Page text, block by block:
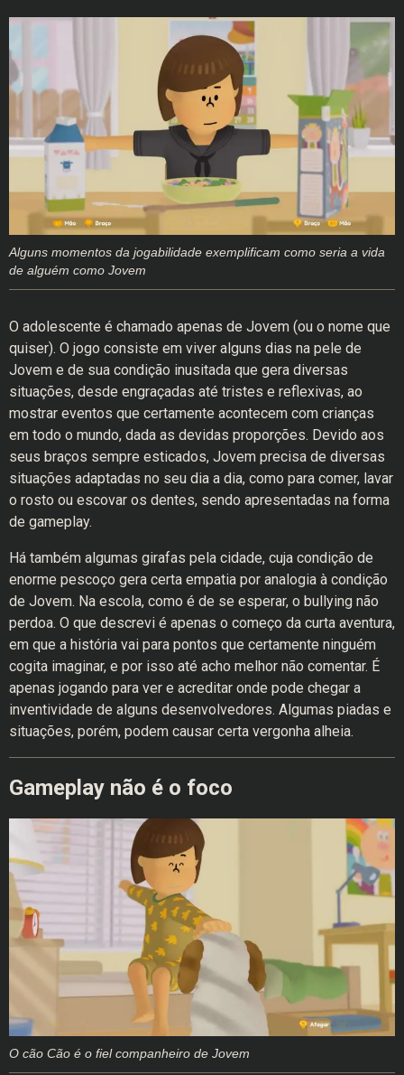
Alguns momentos da jogabilidade exemplificam como seria a vida
de alguém como Jovem
O adolescente é chamado apenas de Jovem (ou o nome que
quiser). O jogo consiste em viver alguns dias na pele de
Jovem e de sua condição inusitada que gera diversas
situações, desde engraçadas até tristes e reflexivas, ao
mostrar eventos que certamente acontecem com crianças
em todo o mundo, dada as devidas proporções. Devido aos
seus braços sempre esticados, Jovem precisa de diversas
situações adaptadas no seu dia a dia, como para comer, lavar
o rosto ou escovar os dentes, sendo apresentadas na forma
de gameplay.
Há também algumas girafas pela cidade, cuja condição de
enorme pescoço gera certa empatia por analogia à condição
de Jovem. Na escola, como é de se esperar, o bullying não
perdoa. O que descrevi é apenas o começo da curta aventura,
em que a história vai para pontos que certamente ninguém
cogita imaginar, e por isso até acho melhor não comentar. É
apenas jogando para ver e acreditar onde pode chegar a
inventividade de alguns desenvolvedores. Algumas piadas e
situações, porém, podem causar certa vergonha alheia.
Gameplay não é o foco
O cão Cão é o fiel companheiro de Jovem